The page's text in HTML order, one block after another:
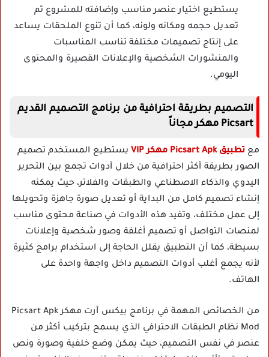
يستطيع اختيار عنصر مناسب وإضافته للمشروع ثم
تعديل حجمه ومكانه ولونه، كما أن تنوع الملحقات يساعد
على إنتاج تصميمات مختلفة تناسب المناسبات
والمنشورات الشخصية والإعلانات القصيرة والمحتوى
اليومي.
التصميم بطريقة احترافية من برنامج التصميم القديم
Picsart مهكر مجاناً
مع تطبيق Picsart Apk مهكر VIP
يستطيع المستخدم تصميم
الصور بطريقة أكثر احترافية من خلال أدوات تجمع بين التحرير
اليدوي والذكاء الاصطناعي والطبقات والفلاتر، حيث يمكنه
إنشاء تصميم كامل من البداية أو تعديل صورة جاهزة وتحويلها
إلى عمل مختلف، وتفيد هذه الأدوات في صناعة محتوى مناسب
لمنصات التواصل أو تصميم أغلفة وصور شخصية وإعلانات
بسيطة، كما أن التطبيق يقلل الحاجة إلى استخدام برامج كثيرة
لأنه يجمع أغلب أدوات التصميم داخل واجهة واحدة على
الهاتف.
من الخصائص المهمة في برنامج بيكس آرت مهكر Picsart Apk
Mod نظام الطبقات الاحترافي الذي يسمح بتركيب أكثر من
عنصر في نفس التصميم، حيث يمكن وضع خلفية وصورة ونص